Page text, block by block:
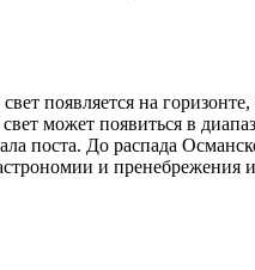
появляется на
может появиться в
поста. До распада
и